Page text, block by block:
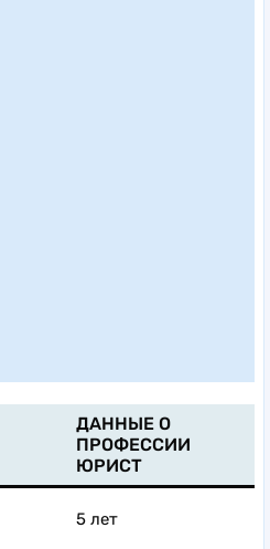
ДАННЫЕ О
ПРОФЕССИИ
ЮРИСТ
5 лет